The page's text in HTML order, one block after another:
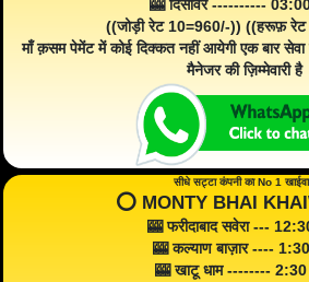
🎰 दिसावर ----------
((जोड़ी रेट 10=960/-)) ((हरूफ़
माँ क़सम पेमेंट में कोई दिक्कत नहीं आयेगी एक बार
मैनेजर की ज़िम्मेवारी है
सीधे सट्टा कंपनी का No 1
⭕️ MONTY BHAI
🎰 फरीदाबाद सवेरा ---
🎰 कल्याण बाज़ार ----
🎰 खाटू धाम --------